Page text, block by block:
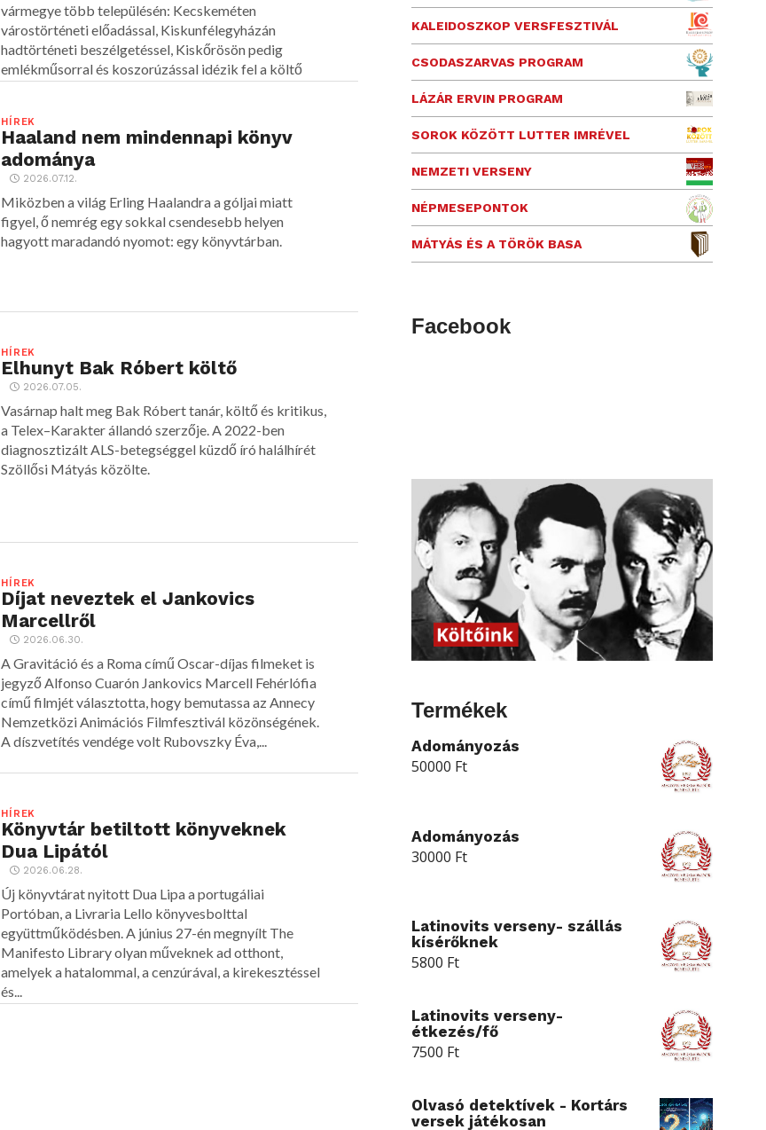
vármegye több településén: Kecskeméten
várostörténeti előadással, Kiskunfélegyházán
hadtörténeti beszélgetéssel, Kiskőrösön pedig
emlékműsorral és koszorúzással idézik fel a költő
HÍREK
Haaland nem mindennapi könyv
adománya
2026.07.12.
Miközben a világ Erling Haalandra a góljai miatt
figyel, ő nemrég egy sokkal csendesebb helyen
hagyott maradandó nyomot: egy könyvtárban.
HÍREK
Elhunyt Bak Róbert költő
2026.07.05.
Vasárnap halt meg Bak Róbert tanár, költő és kritikus,
a Telex–Karakter állandó szerzője. A 2022-ben
diagnosztizált ALS-betegséggel küzdő író halálhírét
Szöllősi Mátyás közölte.
HÍREK
Díjat neveztek el Jankovics
Marcellről
2026.06.30.
A Gravitáció és a Roma című Oscar-díjas filmeket is
jegyző Alfonso Cuarón Jankovics Marcell Fehérlófia
című filmjét választotta, hogy bemutassa az Annecy
Nemzetközi Animációs Filmfesztivál közönségének.
A díszvetítés vendége volt Rubovszky Éva,...
HÍREK
Könyvtár betiltott könyveknek
Dua Lipától
2026.06.28.
Új könyvtárat nyitott Dua Lipa a portugáliai
Portóban, a Livraria Lello könyvesbolttal
együttműködésben. A június 27-én megnyílt The
Manifesto Library olyan műveknek ad otthont,
amelyek a hatalommal, a cenzúrával, a kirekesztéssel
és...
KALEIDOSZKOP VERSFESZTIVÁL
CSODASZARVAS PROGRAM
LÁZÁR ERVIN PROGRAM
SOROK KÖZÖTT LUTTER IMRÉVEL
NEMZETI VERSENY
NÉPMESEPONTOK
MÁTYÁS ÉS A TÖRÖK BASA
Facebook
Termékek
Adományozás
50000 Ft
Adományozás
30000 Ft
Latinovits verseny- szállás
kísérőknek
5800 Ft
Latinovits verseny-
étkezés/fő
7500 Ft
Olvasó detektívek - Kortárs
versek játékosan